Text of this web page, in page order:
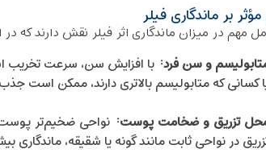
بر ماندگاری فیلر
مهم در میزان ماندگاری اثر فیلر نقش دارند که در
و سن فرد: با افزایش سن، سرعت تخریب
کسانی که متابولیسم بالاتری دارند، ممکن است
تزریق و ضخامت پوست: نواحی ضخیم‌تر پوست
در نواحی ثابت مانند گونه یا شقیقه،